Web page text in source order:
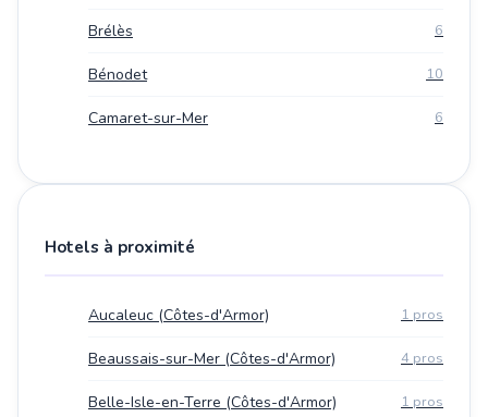
Brélès 6
Bénodet 10
Camaret-sur-Mer 6
Hotels à proximité
Aucaleuc (Côtes-d'Armor) 1 pros
Beaussais-sur-Mer (Côtes-d'Armor) 4 pros
Belle-Isle-en-Terre (Côtes-d'Armor) 1 pros